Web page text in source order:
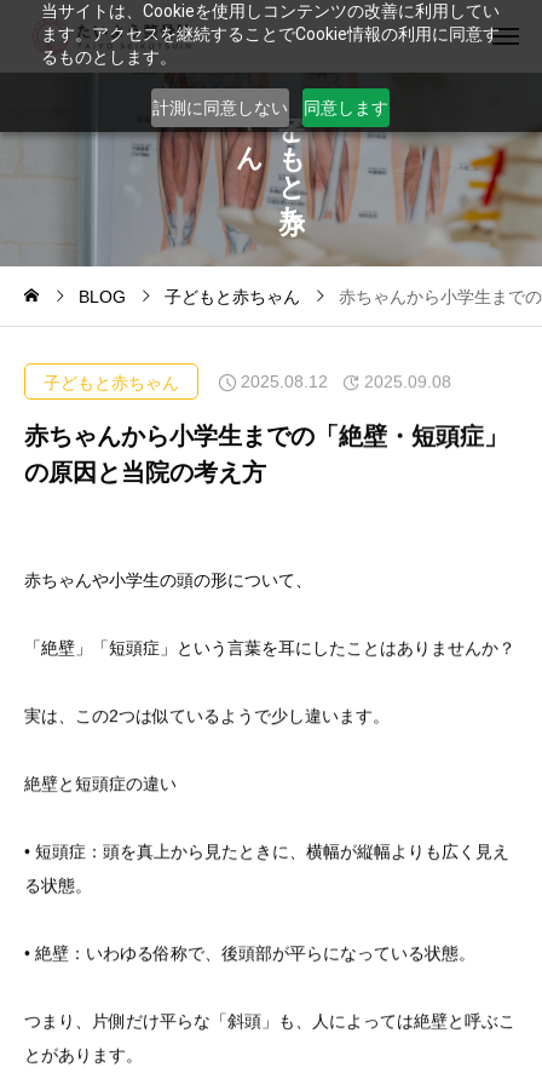
当サイトは、Cookieを使用しコンテンツの改善に利用してい
ます。アクセスを継続することでCookie情報の利用に同意す
るものとします。
計測に同意しない 同意します
ど
も
と
ち
ゃ
ん
BLOG 子どもと赤ちゃん 赤ちゃんから小学生まで
子どもと赤ちゃん 2025.08.12 2025.09.08
赤ちゃんから小学生までの「絶壁・短頭症」
の原因と当院の考え方
赤ちゃんや小学生の頭の形について、
「絶壁」「短頭症」という言葉を耳にしたことはありませんか？
実は、この2つは似ているようで少し違います。
絶壁と短頭症の違い
• 短頭症：頭を真上から見たときに、横幅が縦幅よりも広く見え
る状態。
• 絶壁：いわゆる俗称で、後頭部が平らになっている状態。
つまり、片側だけ平らな「斜頭」も、人によっては絶壁と呼ぶこ
とがあります。